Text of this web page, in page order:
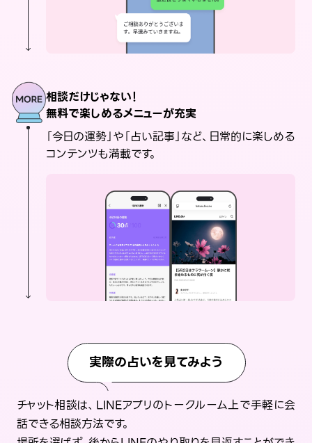
相談だけじゃない！
無料で楽しめるメニューが充実
「今日の運勢」や「占い記事」など、日常的に楽しめる
コンテンツも満載です。
実際の占いを見てみよう
チャット相談は、LINEアプリのトークルーム上で手軽に会
話できる相談方法です。